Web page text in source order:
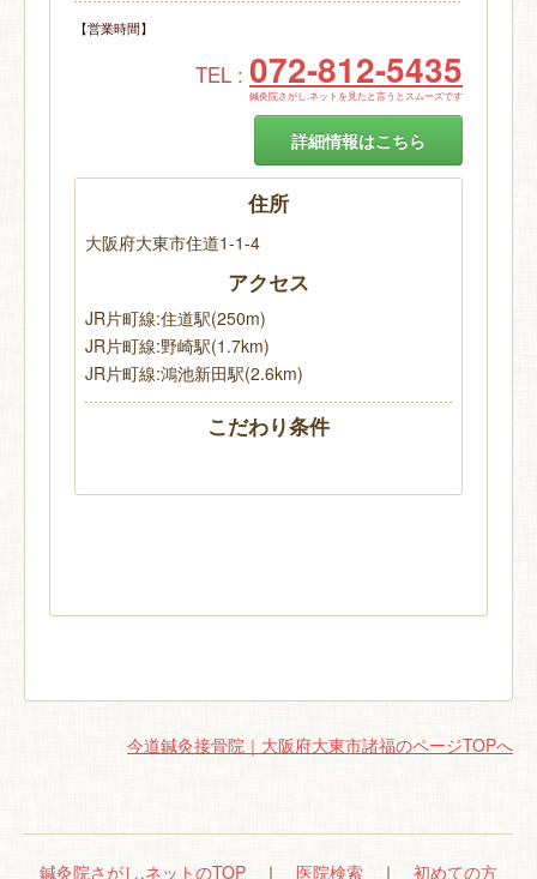
【営業時間】
TEL : 072-812-5435
鍼灸院さがし.ネットを見たと言うとスムーズです
詳細情報はこちら
住所
大阪府大東市住道1-1-4
アクセス
JR片町線:住道駅(250m)
JR片町線:野崎駅(1.7km)
JR片町線:鴻池新田駅(2.6km)
こだわり条件
今道鍼灸接骨院｜大阪府大東市諸福のページTOPへ
鍼灸院さがし.ネットのTOP ｜ 医院検索 ｜ 初めての方